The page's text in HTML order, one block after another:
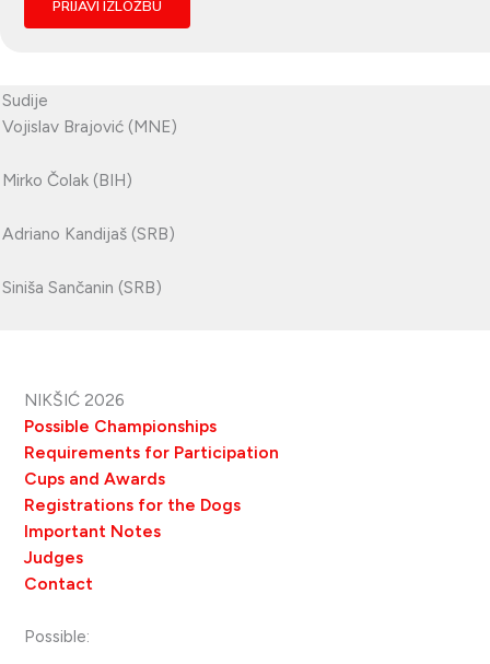
PRIJAVI IZLOŽBU
Sudije
Vojislav Brajović (MNE)
Mirko Čolak (BIH)
Adriano Kandijaš (SRB)
Siniša Sančanin (SRB)
NIKŠIĆ 2026
Possible Championships
Requirements for Participation
Cups and Awards
Registrations for the Dogs
Important Notes
Judges
Contact
Possible: